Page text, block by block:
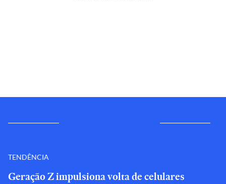
TENDÊNCIA
Geração Z impulsiona volta de celulares